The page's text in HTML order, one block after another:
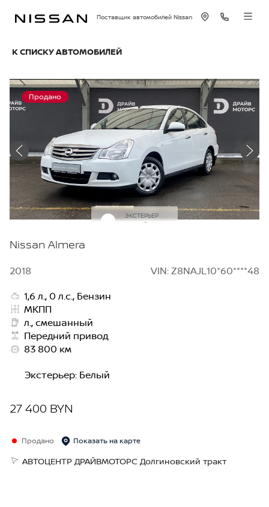
Поставщик автомобилей Nissan
К СПИСКУ АВТОМОБИЛЕЙ
Продано
ЭКСТЕРЬЕР
Белый
Nissan Almera
2018
VIN: Z8NAJL10*60****48
1,6 л., 0 л.с., Бензин
МКПП
л., смешанный
Передний привод
83 800 км
Экстерьер: Белый
27 400 BYN
Продано Показать на карте
АВТОЦЕНТР ДРАЙВМОТОРС Долгиновский тракт